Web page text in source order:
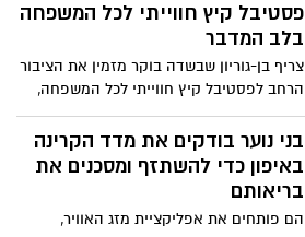
פסטיבל "גיבורי על קק"ל", פעילות לכל
המשפחה שתתקיים בעשרות ערים ורשויות
מקומיות ברחבי הארץ. האירועים יתקיימו
ללא עלות, בהרשמה מראש בלבד, ויציעו
פסטיבל קיץ חווייתי לכל המשפחה
בלב המדבר
צריף בן-גוריון שבשדה בוקר מזמין את הציבור
הרחב לפסטיבל קיץ חווייתי לכל המשפחה,
מסע אל חייו של דוד בן-גוריון ("הזקן")
באמצעות פעילויות גוף-נפש, יצירה, סיורים
והרצאות, בלב המדבר.
בני נוער בודקים את מדד הקרינה
באיפון כדי להשתזף ומסכנים את
בריאותם
הם פותחים את אפליקציית מזג האוויר,